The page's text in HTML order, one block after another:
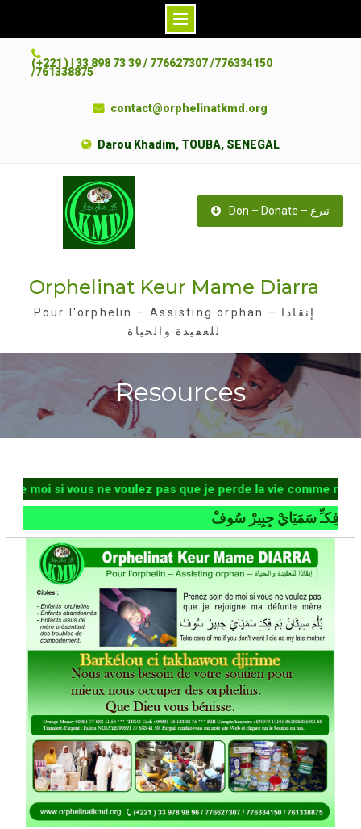
(+221 ) | 33 898 73 39 / 776627307 /776334150
/761338875
contact@orphelinatkmd.org
Darou Khadim, TOUBA, SENEGAL
Don – Donate – تبرع
Orphelinat Keur Mame Diarra
Pour l'orphelin – Assisting orphan – إنقاذا
للعقيدة والحياة
Resources
si vous ne voulez pas que je perde la vie comme ma
سَمَيَايْ جِبِيرْ سُوفْ